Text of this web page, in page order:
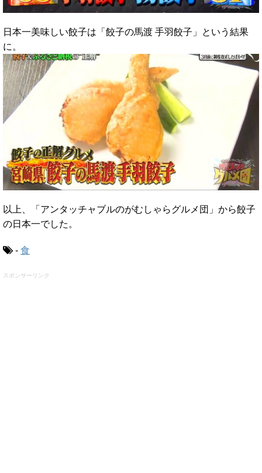
日本一美味しい餃子は「餃子の馬渡 手羽餃子」という結果
に。
以上、「アンタッチャブルのがむしゃらグルメ団」から餃子
の日本一でした。
- 食
スポンサーリンク